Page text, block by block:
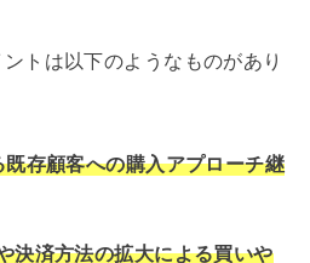
トは以下のようなものがあり
存顧客への購入アプローチ継
決済方法の拡大による買いや